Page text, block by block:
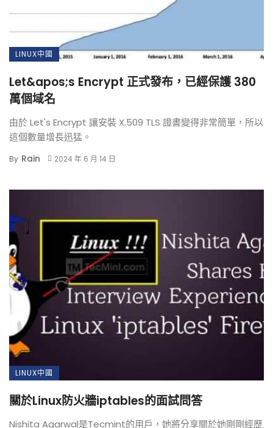
LINUX中國
Let&apos;s Encrypt 正式發布，已經保護 380
萬個域名
由於 Let's Encrypt 讓安裝 X.509 TLS 證書變得非常簡單，所以
這個數量增長迅猛。
By Rain 2024 年 6 月 14 日
LINUX中國
關於Linux防火牆iptables的面試問答
Nishita Agarwal是Tecmint的用戶，她將分享關於她剛剛經歷